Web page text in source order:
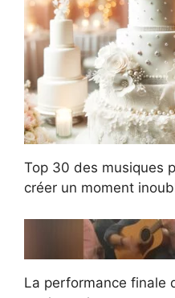
Top 30 des musiques
créer un moment
La performance finale